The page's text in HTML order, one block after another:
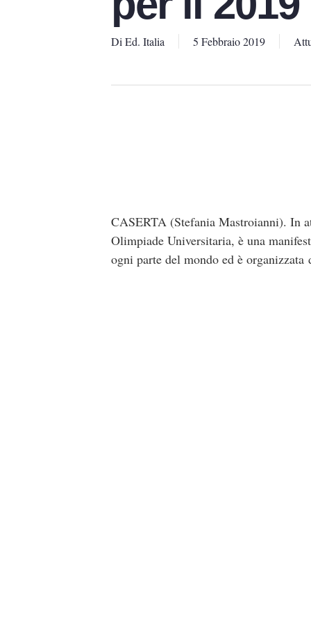
Di Ed. Italia 5 Febbraio 2019
CASERTA (Stefania Mastroianni). In
Olimpiade Universitaria, è una
ogni parte del mondo ed è